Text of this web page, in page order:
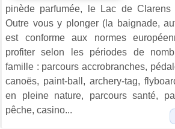
pinède parfumée, le Lac de
Outre vous y plonger (la baignade,
est conforme aux normes
profiter selon les périodes de
famille : parcours accrobranches,
canoës, paint-ball, archery-tag,
en pleine nature, parcours santé,
pêche, casino...